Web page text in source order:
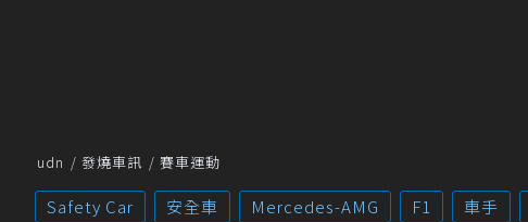
udn 發燒車訊 賽車運動
Safety Car 安全車 Mercedes-AMG F1 車手